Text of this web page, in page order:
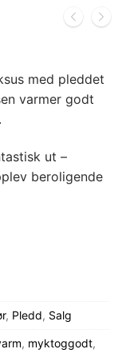
med pleddet
varmer godt
ut –
beroligende
, Pledd, Salg
, myktoggodt,